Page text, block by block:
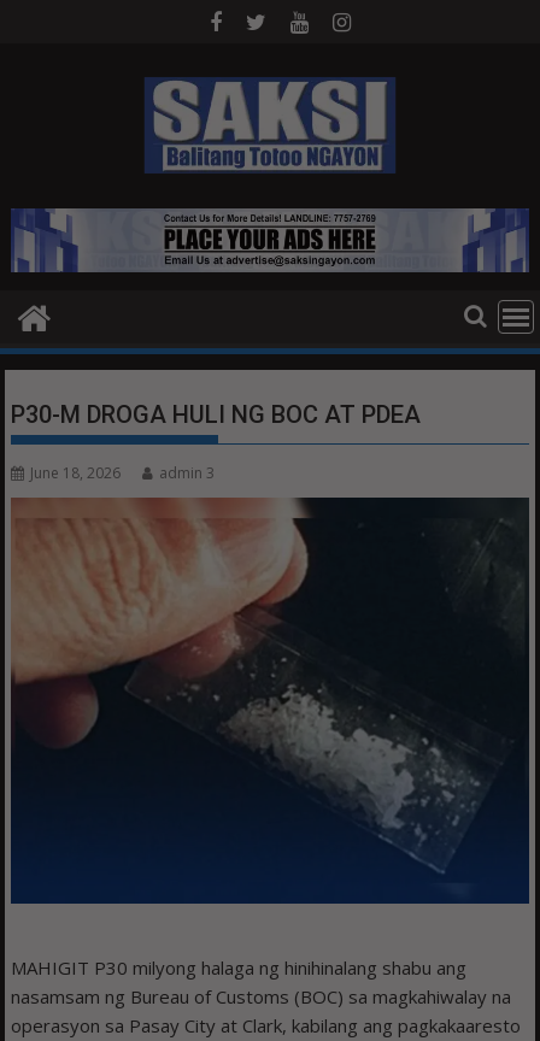
P30-M DROGA HULI NG BOC AT PDEA
June 18, 2026 admin 3
MAHIGIT P30 milyong halaga ng hinihinalang shabu ang
nasamsam ng Bureau of Customs (BOC) sa magkahiwalay na
operasyon sa Pasay City at Clark, kabilang ang pagkakaaresto